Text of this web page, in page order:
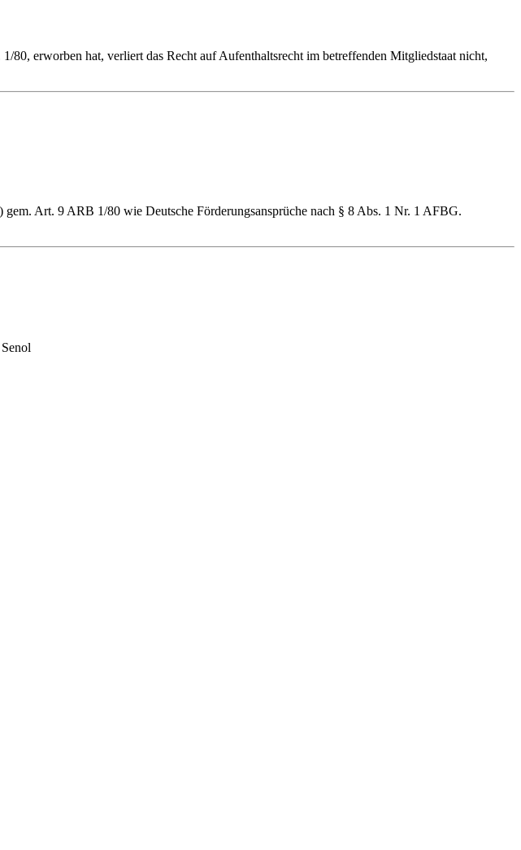
80, erworben hat, verliert das Recht auf Aufenthaltsrecht im betreffenden Mitgliedstaat nicht,
Art. 9 ARB 1/80 wie Deutsche Förderungsansprüche nach § 8 Abs. 1 Nr. 1 AFBG.